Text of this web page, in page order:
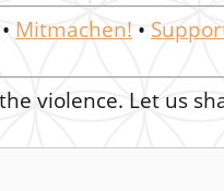
• Mitmachen! •
violence. Let us